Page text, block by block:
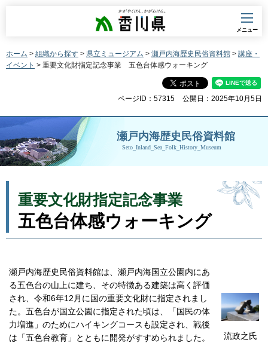
香川県
メニュー
ホーム > 組織から探す > 県立ミュージアム > 瀬戸内海歴史民俗資料館 > 講座・
イベント > 重要文化財指定記念事業 五色台体感ウォーキング
ページID：57315 公開日：2025年10月5日
瀬戸内海歴史民俗資料館
Seto_Inland_Sea_Folk_History_Museum
重要文化財指定記念事業
五色台体感ウォーキング
瀬戸内海歴史民俗資料館は、瀬戸内海国立公園内にあ
る五色台の山上に建ち、その特徴ある建築は高く評価
され、令和6年12月に国の重要文化財に指定されまし
た。五色台が国立公園に指定された頃は、「国民の体
力増進」のためにハイキングコースも設定され、戦後
は「五色台教育」とともに開発がすすめられました。
流政之氏